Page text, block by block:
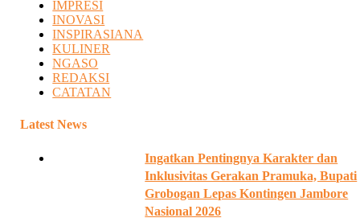
IMPRESI
INOVASI
INSPIRASIANA
KULINER
NGASO
REDAKSI
CATATAN
Latest News
Ingatkan Pentingnya Karakter dan
Inklusivitas Gerakan Pramuka, Bupati
Grobogan Lepas Kontingen Jambore
Nasional 2026